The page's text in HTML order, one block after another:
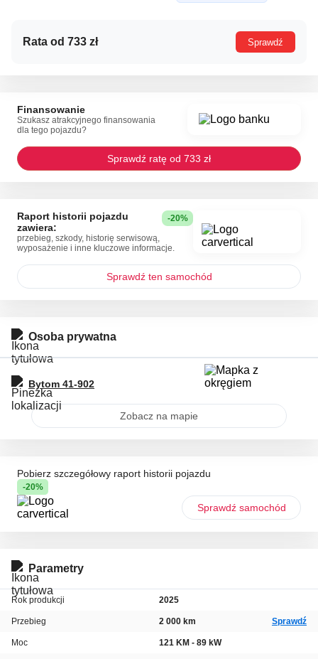
Pobierz szczegółowy raport historii pojazdu
-20%
Sprawdź samochód
Parametry
Rok produkcji 2025
Przebieg 2 000 km Sprawdź
Moc 121 KM - 89 kW
Rata od 733 zł Sprawdź
Osoba prywatna
Bytom 41-902
Zobacz na mapie
Finansowanie
Szukasz atrakcyjnego finansowania
dla tego pojazdu?
Sprawdź ratę od 733 zł
Raport historii pojazdu
zawiera:
-20%
przebieg, szkody, historię serwisową,
wyposażenie i inne kluczowe informacje.
Sprawdź ten samochód